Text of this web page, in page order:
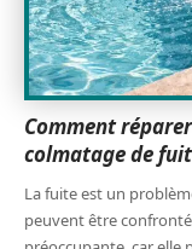
Comment
colmatage de
La fuite est un
peuvent être